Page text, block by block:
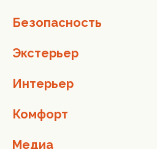
Безопасность
Экстерьер
Интерьер
Комфорт
Медиа